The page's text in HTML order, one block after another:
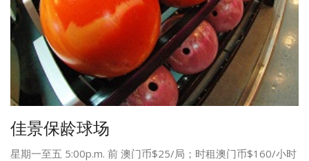
佳景保龄球场
星期一至五 5:00p.m. 前 澳门币$25/局；时租澳门币$160/小时